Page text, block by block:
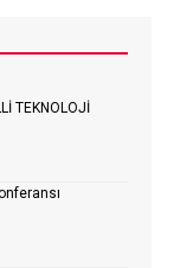
TEKNOLOJİ